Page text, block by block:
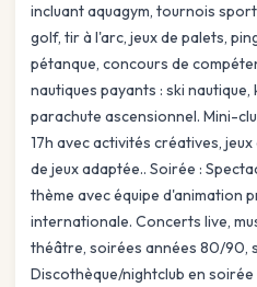
incluant aquagym, tournois
golf, tir à l'arc, jeux de palets,
pétanque, concours de
nautiques payants : ski
parachute ascensionnel. Mini-
17h avec activités créatives,
de jeux adaptée.. Soirée :
thème avec équipe d'animation
internationale. Concerts live,
théâtre, soirées années 80/90,
Discothèque/nightclub en